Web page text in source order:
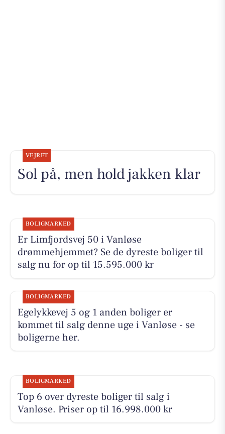
VEJRET
Sol på, men hold jakken klar
BOLIGMARKED
Er Limfjordsvej 50 i Vanløse
drømmehjemmet? Se de dyreste boliger til
salg nu for op til 15.595.000 kr
BOLIGMARKED
Egelykkevej 5 og 1 anden boliger er
kommet til salg denne uge i Vanløse - se
boligerne her.
BOLIGMARKED
Top 6 over dyreste boliger til salg i
Vanløse. Priser op til 16.998.000 kr